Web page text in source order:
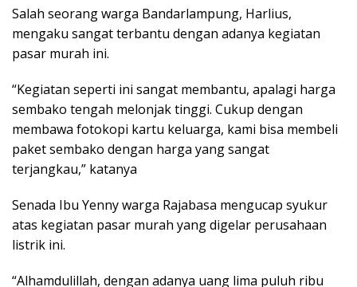
Salah seorang warga Bandarlampung, Harlius,
mengaku sangat terbantu dengan adanya kegiatan
pasar murah ini.
“Kegiatan seperti ini sangat membantu, apalagi harga
sembako tengah melonjak tinggi. Cukup dengan
membawa fotokopi kartu keluarga, kami bisa membeli
paket sembako dengan harga yang sangat
terjangkau,” katanya
Senada Ibu Yenny warga Rajabasa mengucap syukur
atas kegiatan pasar murah yang digelar perusahaan
listrik ini.
“Alhamdulillah, dengan adanya uang lima puluh ribu